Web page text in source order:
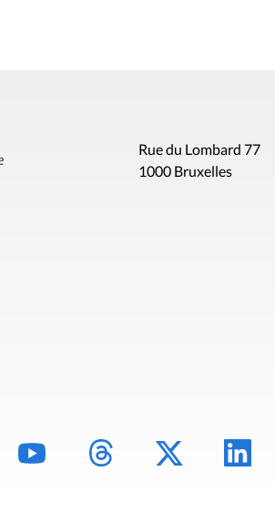
Rue du Lombard 77
1000 Bruxelles